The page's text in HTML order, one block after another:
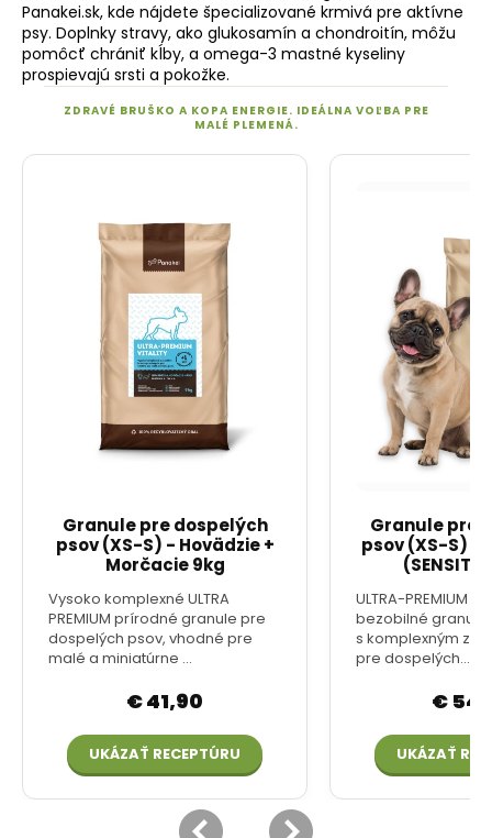
Panakei.sk, kde nájdete špecializované krmivá pre aktívne
psy. Doplnky stravy, ako glukosamín a chondroitín, môžu
pomôcť chrániť kĺby, a omega-3 mastné kyseliny
prospievajú srsti a pokožke.